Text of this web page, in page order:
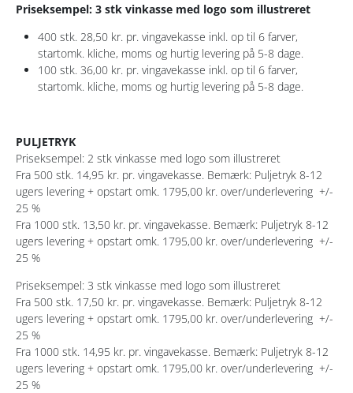
Priseksempel: 3 stk vinkasse med logo som illustreret
400 stk. 28,50 kr. pr. vingavekasse inkl. op til 6 farver,
startomk. kliche, moms og hurtig levering på 5-8 dage.
100 stk. 36,00 kr. pr. vingavekasse inkl. op til 6 farver,
startomk. kliche, moms og hurtig levering på 5-8 dage.
PULJETRYK
Priseksempel: 2 stk vinkasse med logo som illustreret
Fra 500 stk. 14,95 kr. pr. vingavekasse. Bemærk: Puljetryk 8-12
ugers levering + opstart omk. 1795,00 kr. over/underlevering +/-
25 %
Fra 1000 stk. 13,50 kr. pr. vingavekasse. Bemærk: Puljetryk 8-12
ugers levering + opstart omk. 1795,00 kr. over/underlevering +/-
25 %
Priseksempel: 3 stk vinkasse med logo som illustreret
Fra 500 stk. 17,50 kr. pr. vingavekasse. Bemærk: Puljetryk 8-12
ugers levering + opstart omk. 1795,00 kr. over/underlevering +/-
25 %
Fra 1000 stk. 14,95 kr. pr. vingavekasse. Bemærk: Puljetryk 8-12
ugers levering + opstart omk. 1795,00 kr. over/underlevering +/-
25 %